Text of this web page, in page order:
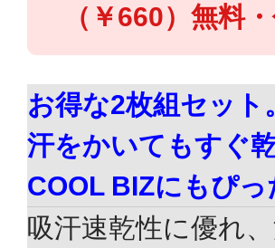
（￥660）無料
お得な2枚組セット
汗をかいてもすぐ乾
COOL BIZにもぴっ
吸汗速乾性に優れ